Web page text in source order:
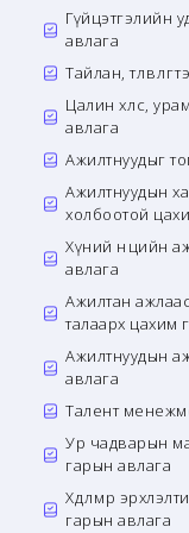
Гүйцэтгэлийн
авлага
Тайлан,
Цалин хөлс,
авлага
Ажилтнуудыг
Ажилтнуудын
холбоотой
Хүний нөөцийн
авлага
Ажилтан
талаарх цахим
Ажилтнуудын
авлага
Талент
Ур чадварын
гарын авлага
Хөдөлмөр
гарын авлага